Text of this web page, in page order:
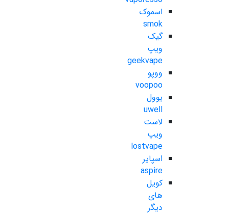
اسموک
smok
گیک
ویپ
geekvape
ووپو
voopoo
یوول
uwell
لاست
ویپ
lostvape
اسپایر
aspire
کویل
های
دیگر